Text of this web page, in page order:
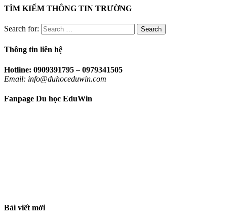
TÌM KIẾM THÔNG TIN TRƯỜNG
Search for:
Thông tin liên hệ
Hotline: 0909391795 – 0979341505
Email: info@duhoceduwin.com
Fanpage Du học EduWin
Bài viết mới